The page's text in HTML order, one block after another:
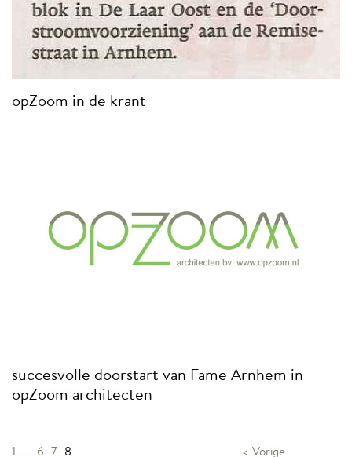
opZoom in de krant
succesvolle doorstart van Fame Arnhem in
opZoom architecten
< Vorige
1 6 7 8